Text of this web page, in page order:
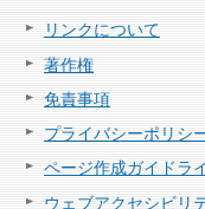
リンクについて
著作権
免責事項
プライバシーポリシ
ページ作成ガイドラ
ウェブアクセシビリ